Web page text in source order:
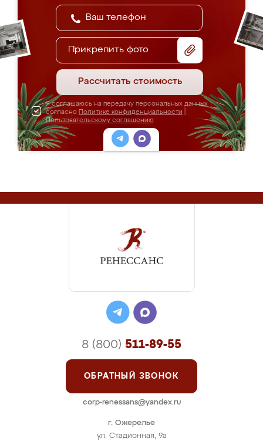
Прикрепить фото
Рассчитать стоимость
Я соглашаюсь на передачу персональных данных
согласно Политике конфиденциальности
Пользовательскому соглашению
г. Ожерелье
ул. Стадионная, 9а
8 (800) 511-89-55
ОБРАТНЫЙ ЗВОНОК
corp-renessans@yandex.ru